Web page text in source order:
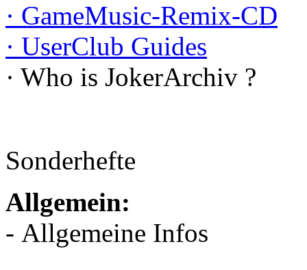
· GameMusic-Remix-CD
· UserClub Guides
· Who is JokerArchiv ?
Sonderhefte
Allgemein:
- Allgemeine Infos